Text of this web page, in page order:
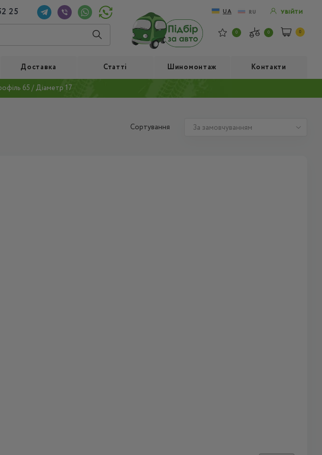
25 UA RU УВІЙТИ
0 0 0
Доставка Статті Шиномонтаж Контакти
65 / Діаметр 17
Сортування